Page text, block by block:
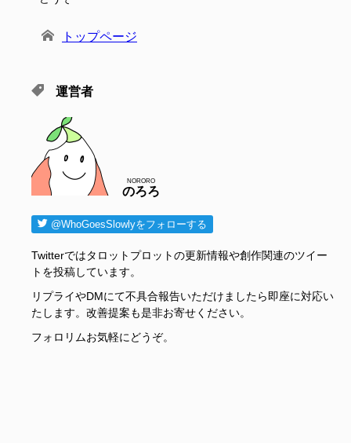
トップページ
運営者
のろろ
NORORO
@WhoGoesSlowlyをフォローする
Twitterではタロットプロットの更新情報や創作関連のツイー
トを投稿しています。
リプライやDMにて不具合報告いただけましたら即座に対応い
たします。改善提案も是非お寄せください。
フォロリムお気軽にどうぞ。